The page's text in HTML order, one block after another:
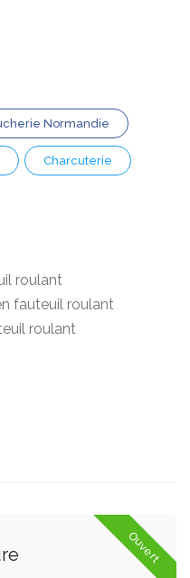
Normandie
Charcuterie
roulant
fauteuil roulant
roulant
Ouvert